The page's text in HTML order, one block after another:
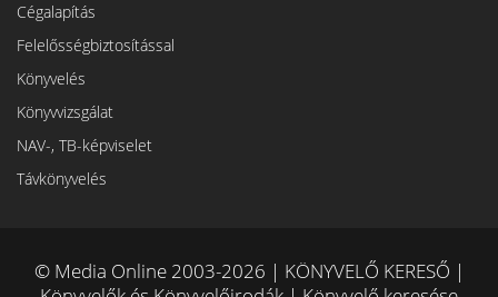
Cégalapítás
Felelősségbiztosítással
Könyvelés
Könyvvizsgálat
NAV-, TB-képviselet
Távkönyvelés
© Media Online 2003-2026 | KÖNYVELŐ KERESŐ |